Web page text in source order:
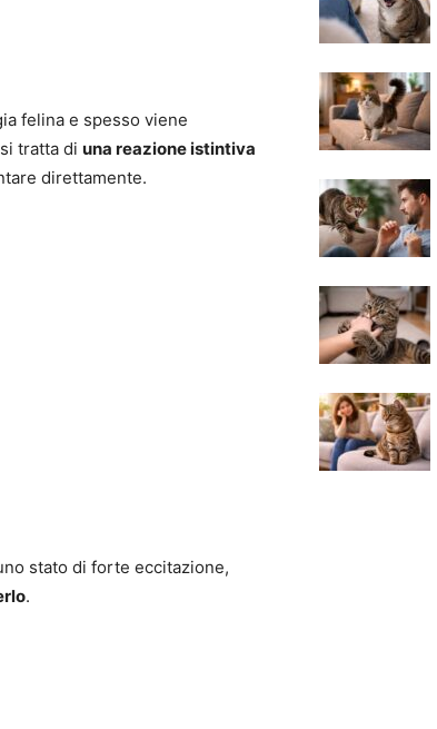
felina e spesso viene
tratta di una reazione istintiva
direttamente.
stato di forte eccitazione,
.